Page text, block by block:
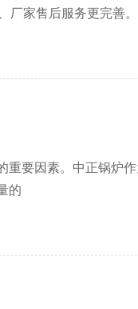
家售后服务更完善。
要因素。中正锅炉
的